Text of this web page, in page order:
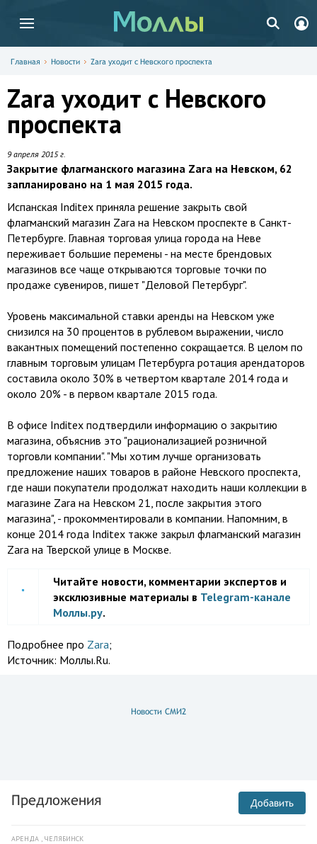
Главная Новости Zara уходит с Невского проспекта
Zara уходит с Невского
проспекта
9 апреля 2015 г.
Закрытие флагманского магазина Zara на Невском, 62
запланировано на 1 мая 2015 года.
Испанская Inditex приняла решение закрыть свой
флагманский магазин Zara на Невском проспекте в Санкт-
Петербурге. Главная торговая улица города на Неве
переживает большие перемены - на месте брендовых
магазинов все чаще открываются торговые точки по
продаже сувениров, пишет "Деловой Петербург".
Уровень максимальной ставки аренды на Невском уже
снизился на 30 процентов в рублевом выражении, число
вакантных помещений постепенно сокращается. В целом по
главным торговым улицам Петербурга ротация арендаторов
составила около 30% в четвертом квартале 2014 года и
около 20% - в первом квартале 2015 года.
В офисе Inditex подтвердили информацию о закрытию
магазина, объяснив это "рационализацией розничной
торговли компании". "Мы хотим лучше организовать
предложение наших товаров в районе Невского проспекта,
где наши покупатели продолжат находить наши коллекции в
магазине Zara на Невском 21, после закрытия этого
магазина", - прокомментировали в компании. Напомним, в
конце 2014 года Inditex также закрыл флагманский магазин
Zara на Тверской улице в Москве.
Читайте новости, комментарии экспертов и
эксклюзивные материалы в Telegram-канале
Моллы.ру.
Подробнее про Zara;
Источник: Моллы.Ru.
Новости СМИ2
Предложения Добавить
АРЕНДА , ЧЕЛЯБИНСК